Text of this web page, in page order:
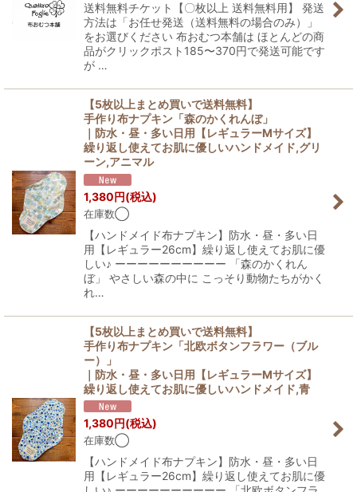
送料無料チケット【〇枚以上 送料無料用】 発送
方法は「お任せ発送（送料無料の場合のみ）」
をお選びください 布おむつ本舗は ほとんどの商
品がクリックポスト185〜370円で発送可能です
が …
【5枚以上まとめ買いで送料無料】
手作り布ナプキン「森のかくれんぼ」
｜防水・昼・多い日用【レギュラーMサイズ】
繰り返し使えてお肌に優しいハンドメイド,グリ
ーン,アニマル
1,380円(税込)
在庫数◯
【ハンドメイド布ナプキン】防水・昼・多い日
用【レギュラー26cm】繰り返し使えてお肌に優
しい♪ ーーーーーーーーーー 「森のかくれん
ぼ」 やさしい森の中に こっそり動物たちがかく
れ…
【5枚以上まとめ買いで送料無料】
手作り布ナプキン「北欧ボタンフラワー（ブル
ー）」
｜防水・昼・多い日用【レギュラーMサイズ】
繰り返し使えてお肌に優しいハンドメイド,青
1,380円(税込)
在庫数◯
【ハンドメイド布ナプキン】防水・昼・多い日
用【レギュラー26cm】繰り返し使えてお肌に優